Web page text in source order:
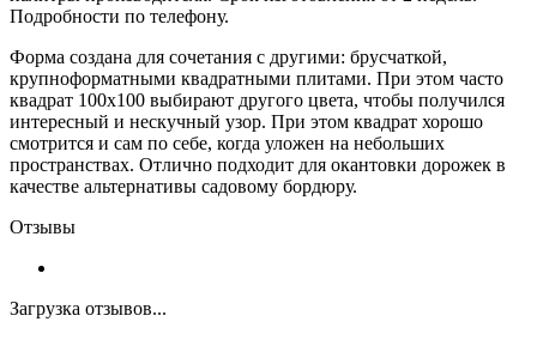
Подробности по телефону.
Форма создана для сочетания с другими: брусчаткой,
крупноформатными квадратными плитами. При этом часто
квадрат 100х100 выбирают другого цвета, чтобы получился
интересный и нескучный узор. При этом квадрат хорошо
смотрится и сам по себе, когда уложен на небольших
пространствах. Отлично подходит для окантовки дорожек в
качестве альтернативы садовому бордюру.
Отзывы
Загрузка отзывов...